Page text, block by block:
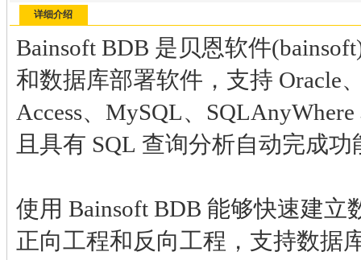
详细介绍
Bainsoft BDB 是贝恩软件
和数据库部署软件，支持 Oracle
Access、MySQL、
且具有 SQL 查询分析自动完成功
使用 Bainsoft BDB 能够快速建立
正向工程和反向工程，支持数据